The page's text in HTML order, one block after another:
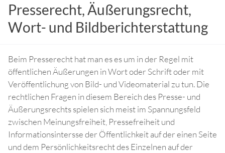
Presserecht, Äußerungsrecht,
Wort- und Bildberichterstattung
Beim Presserecht hat man es es um in der Regel mit
öffentlichen Äußerungen in Wort oder Schrift oder mit
Veröffentlichung von Bild- und Videomaterial zu tun. Die
rechtlichen Fragen in diesem Bereich des Presse- und
Äußerungsrechts spielen sich meist im Spannungsfeld
zwischen Meinungsfreiheit, Pressefreiheit und
Informationsintersse der Öffentlichkeit auf der einen Seite
und dem Persönlichkeitsrecht des Einzelnen auf der